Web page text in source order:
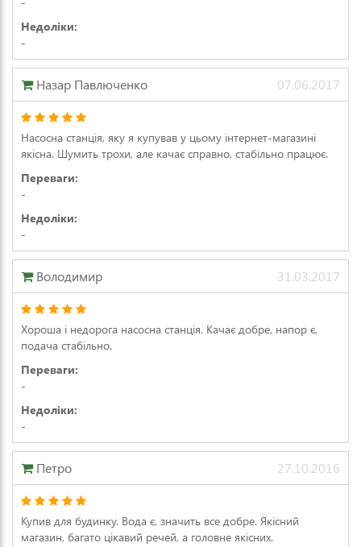
Недоліки:
-
Назар Павлюченко 07.06.2017
Насосна станція, яку я купував у цьому інтернет-магазині
якісна. Шумить трохи, але качає справно, стабільно працює.
Переваги:
-
Недоліки:
-
Володимир 31.03.2017
Хороша і недорога насосна станція. Качає добре, напор є,
подача стабільно.
Переваги:
-
Недоліки:
-
Петро 27.10.2016
Купив для будинку. Вода є, значить все добре. Якісний
магазин, багато цікавий речей, а головне якісних.